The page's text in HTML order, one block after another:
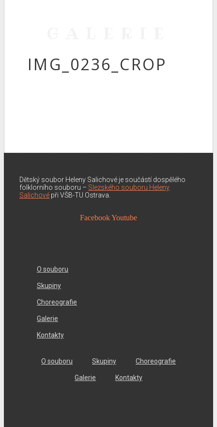
IMG_0236_CROP
Dětský soubor Heleny Salichové je součástí dospělého
folklorního souboru – Slezského souboru Heleny
Salichové při VŠB-TU Ostrava.
FacebookYoutube
O souboru
Skupiny
Choreografie
Galerie
Kontakty
O souboru Skupiny Choreografie
Galerie Kontakty